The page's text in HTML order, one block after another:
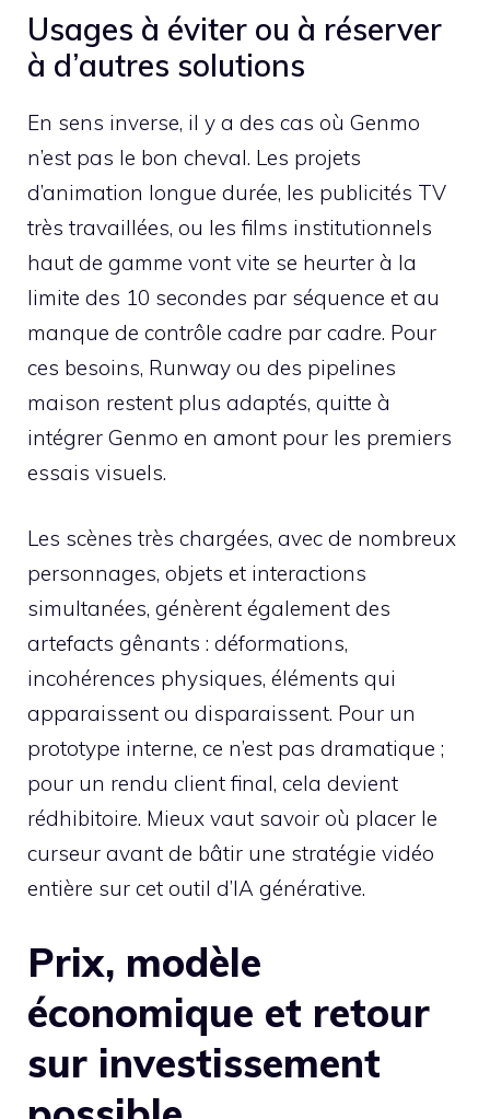
Usages à éviter ou à réserver
à d’autres solutions
En sens inverse, il y a des cas où Genmo
n’est pas le bon cheval. Les projets
d’animation longue durée, les publicités TV
très travaillées, ou les films institutionnels
haut de gamme vont vite se heurter à la
limite des 10 secondes par séquence et au
manque de contrôle cadre par cadre. Pour
ces besoins, Runway ou des pipelines
maison restent plus adaptés, quitte à
intégrer Genmo en amont pour les premiers
essais visuels.
Les scènes très chargées, avec de nombreux
personnages, objets et interactions
simultanées, génèrent également des
artefacts gênants : déformations,
incohérences physiques, éléments qui
apparaissent ou disparaissent. Pour un
prototype interne, ce n’est pas dramatique ;
pour un rendu client final, cela devient
rédhibitoire. Mieux vaut savoir où placer le
curseur avant de bâtir une stratégie vidéo
entière sur cet outil d’IA générative.
Prix, modèle
économique et retour
sur investissement